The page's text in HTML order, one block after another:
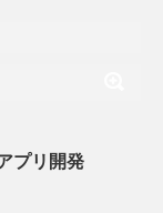
プリ開発